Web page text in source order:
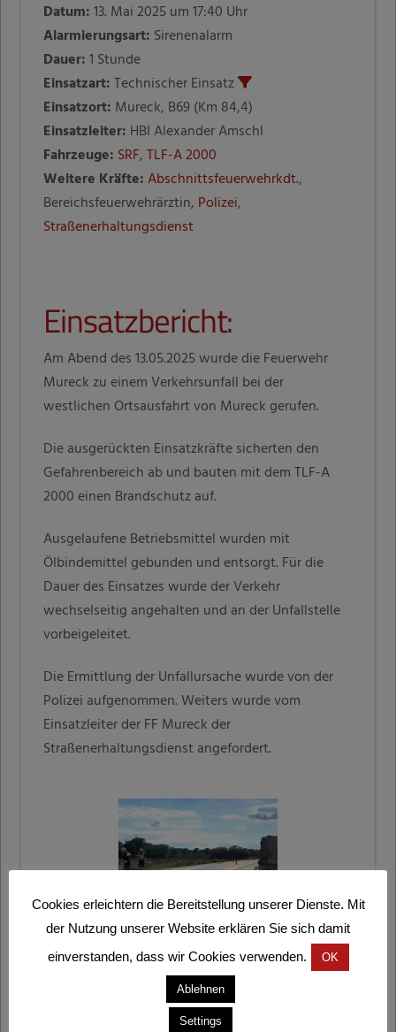
Datum:13. Mai 2025 um 17:40 Uhr
Alarmierungsart: Sirenenalarm
Dauer:1 Stunde
Einsatzart:Technischer Einsatz
Einsatzort: Mureck, B69 (Km 84,4)
Einsatzleiter: HBI Alexander Amschl
Fahrzeuge: SRF,TLF-A 2000
Weitere Kräfte: Abschnittsfeuerwehrkdt.,
Bereichsfeuerwehrärztin, Polizei,
Straßenerhaltungsdienst
Einsatzbericht:
Am Abend des 13.05.2025 wurde die Feuerwehr
Mureck zu einem Verkehrsunfall bei der
westlichen Ortsausfahrt von Mureck gerufen.
Die ausgerückten Einsatzkräfte sicherten den
Gefahrenbereich ab und bauten mit dem TLF-A
2000 einen Brandschutz auf.
Ausgelaufene Betriebsmittel wurden mit
Ölbindemittel gebunden und entsorgt. Für die
Dauer des Einsatzes wurde der Verkehr
wechselseitig angehalten und an der Unfallstelle
vorbeigeleitet.
Die Ermittlung der Unfallursache wurde von der
Polizei aufgenommen. Weiters wurde vom
Einsatzleiter der FF Mureck der
Straßenerhaltungsdienst angefordert.
Cookies erleichtern die Bereitstellung unserer Dienste. Mit
der Nutzung unserer Website erklären Sie sich damit
einverstanden, dass wir Cookies verwenden.
OK
Ablehnen
Settings